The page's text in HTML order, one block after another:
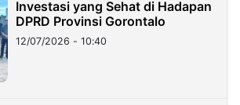
Investasi yang Sehat di Hadapan
DPRD Provinsi Gorontalo
12/07/2026 - 10:40